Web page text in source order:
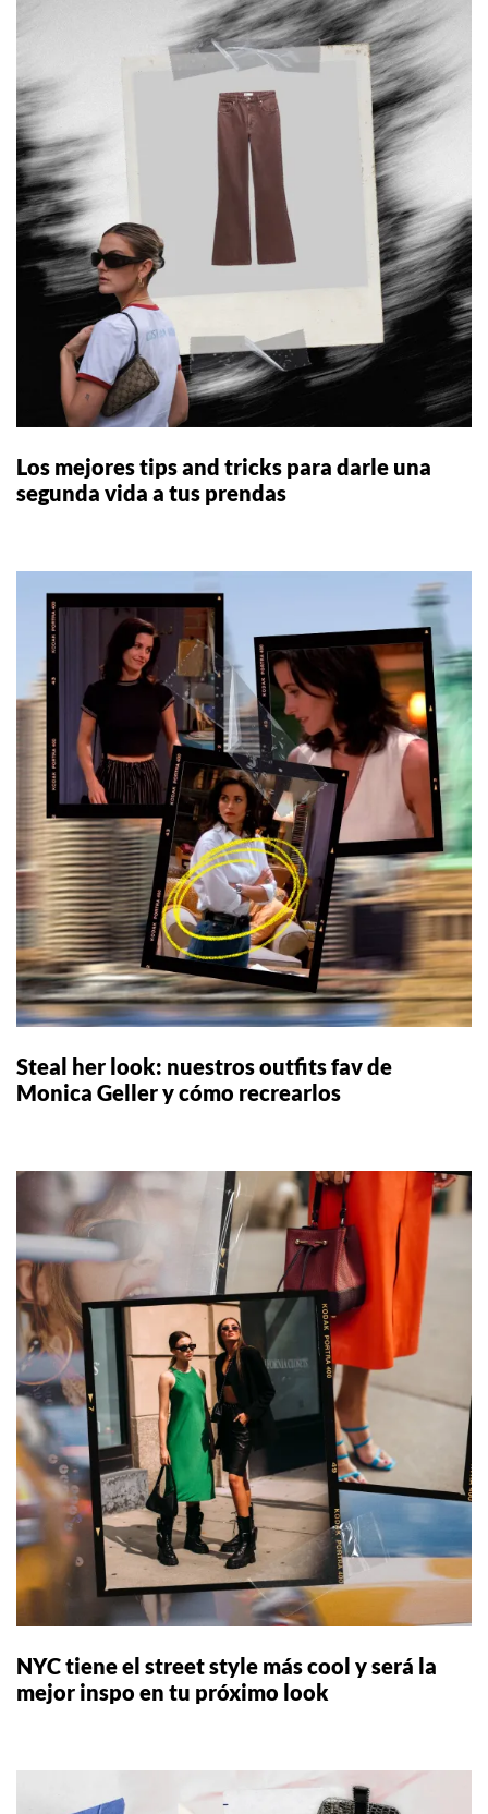
Los mejores tips and tricks para darle una
segunda vida a tus prendas
Steal her look: nuestros outfits fav de
Monica Geller y cómo recrearlos
NYC tiene el street style más cool y será la
mejor inspo en tu próximo look